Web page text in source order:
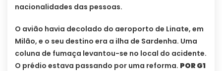
nacionalidades das pessoas.
O avião havia decolado do aeroporto de Linate, em
Milão, e o seu destino era a ilha de Sardenha. Uma
coluna de fumaça levantou-se no local do acidente.
O prédio estava passando por uma reforma. POR G1